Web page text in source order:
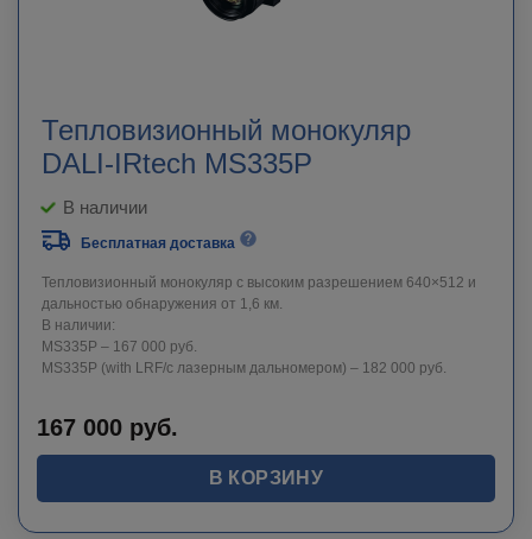
Тепловизионный монокуляр
DALI-IRtech MS335P
В наличии
Бесплатная доставка
Тепловизионный монокуляр с высоким разрешением 640×512 и
дальностью обнаружения от 1,6 км.
В наличии:
MS335P – 167 000 руб.
MS335P (with LRF/с лазерным дальномером) – 182 000 руб.
167 000 руб.
В КОРЗИНУ